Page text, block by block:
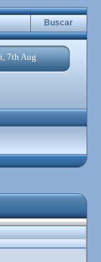
Buscar
7th Aug